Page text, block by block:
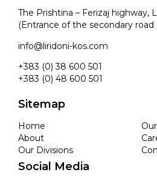
The Prishtina – Ferizaj highway,
(Entrance of the secondary road
info@liridoni-kos.com
+383 (0) 38 600 501
+383 (0) 48 600 501
Sitemap
Home
About
Our Divisions
Social Media